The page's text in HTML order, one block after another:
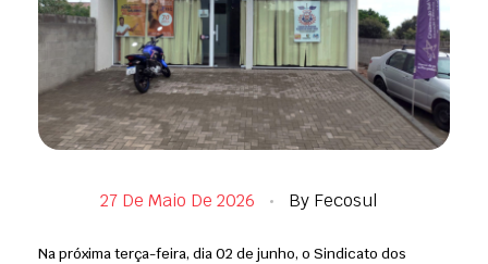
27 De Maio De 2026 By Fecosul
Na próxima terça-feira, dia 02 de junho, o Sindicato dos